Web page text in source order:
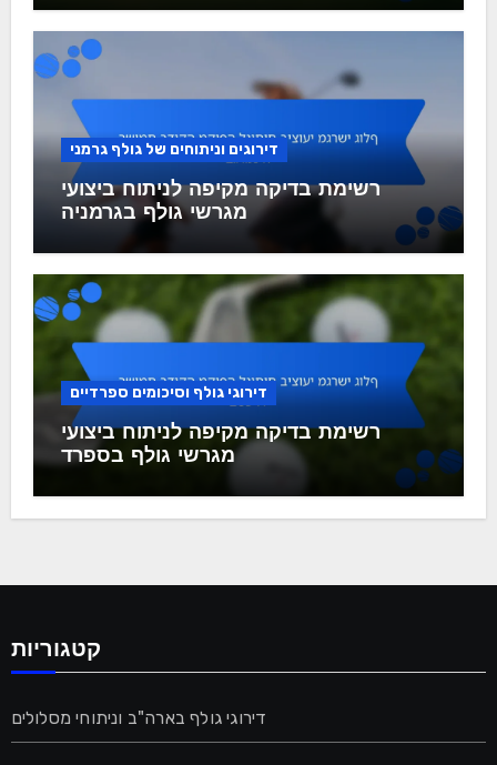
דירוגים וניתוחים של גולף גרמני
רשימת בדיקה מקיפה לניתוח ביצועי
מגרשי גולף בגרמניה
דירוגי גולף וסיכומים ספרדיים
רשימת בדיקה מקיפה לניתוח ביצועי
מגרשי גולף בספרד
קטגוריות
דירוגי גולף בארה"ב וניתוחי מסלולים